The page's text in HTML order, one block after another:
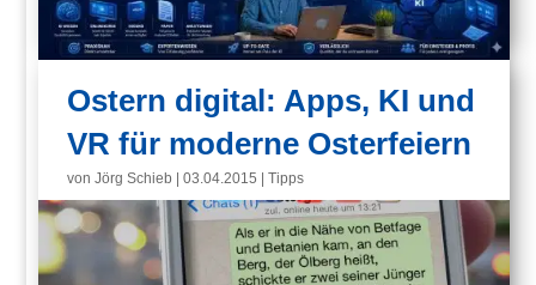
Ostern digital: Apps, KI und
VR für moderne Osterfeiern
vonJörg Schieb |03.04.2015 |Tipps